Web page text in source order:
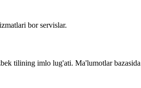
bor servislar.
tilining imlo lug'ati. Ma'lumotlar